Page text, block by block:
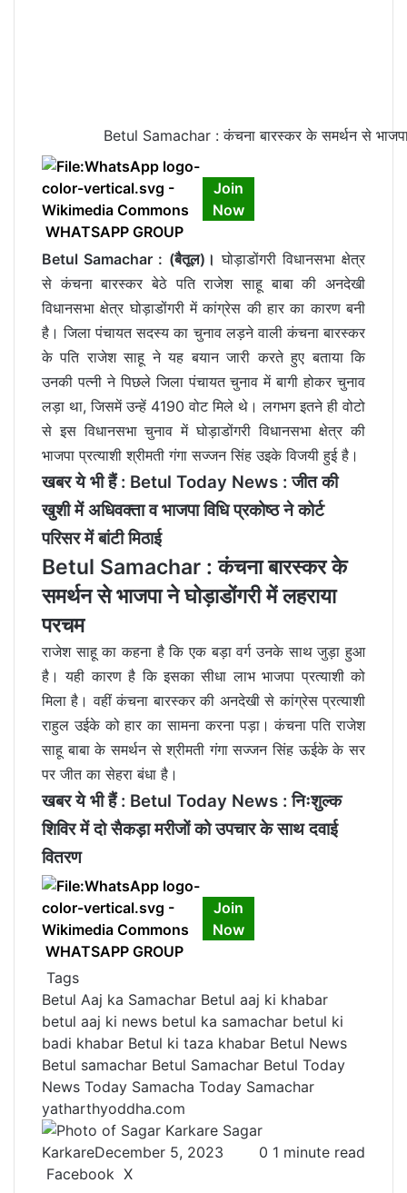
Betul Samachar : कंचना बारस्कर के समर्थन से भाजपा
WHATSAPP GROUP
Join
Now
Betul Samachar : (बैतूल)। घोड़ाडोंगरी विधानसभा क्षेत्र
से कंचना बारस्कर बेठे पति राजेश साहू बाबा की अनदेखी
विधानसभा क्षेत्र घोड़ाडोंगरी में कांग्रेस की हार का कारण बनी
है। जिला पंचायत सदस्य का चुनाव लड़ने वाली कंचना बारस्कर
के पति राजेश साहू ने यह बयान जारी करते हुए बताया कि
उनकी पत्नी ने पिछले जिला पंचायत चुनाव में बागी होकर चुनाव
लड़ा था, जिसमें उन्हें 4190 वोट मिले थे। लगभग इतने ही वोटो
से इस विधानसभा चुनाव में घोड़ाडोंगरी विधानसभा क्षेत्र की
भाजपा प्रत्याशी श्रीमती गंगा सज्जन सिंह उइके विजयी हुई है।
खबर ये भी हैं : Betul Today News : जीत की
खुशी में अधिवक्ता व भाजपा विधि प्रकोष्ठ ने कोर्ट
परिसर में बांटी मिठाई
Betul Samachar : कंचना बारस्कर के
समर्थन से भाजपा ने घोड़ाडोंगरी में लहराया
परचम
राजेश साहू का कहना है कि एक बड़ा वर्ग उनके साथ जुड़ा हुआ
है। यही कारण है कि इसका सीधा लाभ भाजपा प्रत्याशी को
मिला है। वहीं कंचना बारस्कर की अनदेखी से कांग्रेस प्रत्याशी
राहुल उईके को हार का सामना करना पड़ा। कंचना पति राजेश
साहू बाबा के समर्थन से श्रीमती गंगा सज्जन सिंह ऊईके के सर
पर जीत का सेहरा बंधा है।
खबर ये भी हैं : Betul Today News : निःशुल्क
शिविर में दो सैकड़ा मरीजों को उपचार के साथ दवाई
वितरण
WHATSAPP GROUP
Join
Now
Tags
Betul Aaj ka Samachar Betul aaj ki khabar
betul aaj ki news betul ka samachar betul ki
badi khabar Betul ki taza khabar Betul News
Betul samachar Betul Samachar Betul Today
News Today Samacha Today Samachar
yatharthyoddha.com
Sagar
KarkareDecember 5, 2023 0 1 minute read
Facebook X